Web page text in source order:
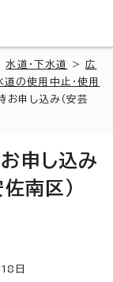
水道・下水道 >広
道の使用中止・使用
申し込み（安芸
申し込み
南区）
18 日